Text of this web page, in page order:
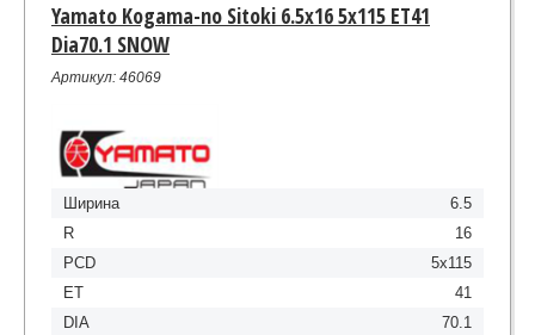
Yamato Kogama-no Sitoki 6.5x16 5x115 ET41
Dia70.1 SNOW
Артикул: 46069
Ширина
6.5
R
16
PCD
5x115
ET
41
DIA
70.1